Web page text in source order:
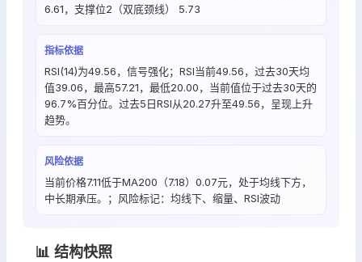
6.61，支撑位2（双底颈线） 5.73
指标依据
RSI(14)为49.56，信号强化；RSI当前49.56，过去30天均
值39.06，最高57.21，最低20.00，当前值位于过去30天的
96.7%百分位。过去5日RSI从20.27升至49.56，呈现上升
趋势。
风险依据
当前价格7.11低于MA200（7.18）0.07元，处于均线下方，
中长期承压。；风险标记：均线下、缩量、RSI波动
📊 结构快照